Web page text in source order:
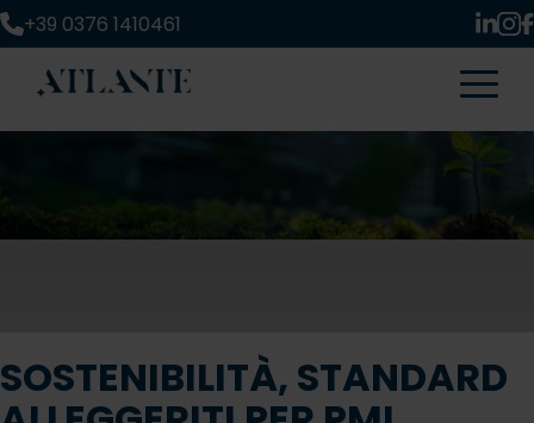
+39 0376 1410461
SOSTENIBILITÀ, STANDARD